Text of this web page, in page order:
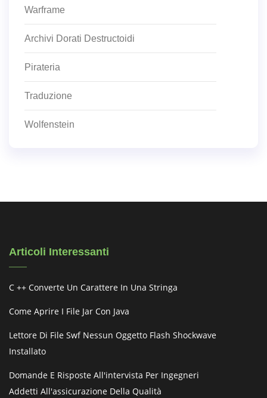
Warframe
Archivi Dorati Destructoidi
Pirateria
Traduzione
Wolfenstein
Articoli Interessanti
C ++ Converte Un Carattere In Una Stringa
Come Aprire I File Jar Con Java
Lettore Di File Swf Nessun Oggetto Flash Shockwave
Installato
Domande E Risposte All'intervista Per Ingegneri
Addetti All'assicurazione Della Qualità